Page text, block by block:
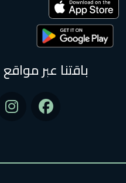
باقتنا عبر